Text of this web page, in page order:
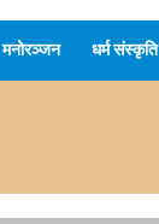
मनोरञ्जन धर्म संस्कृति